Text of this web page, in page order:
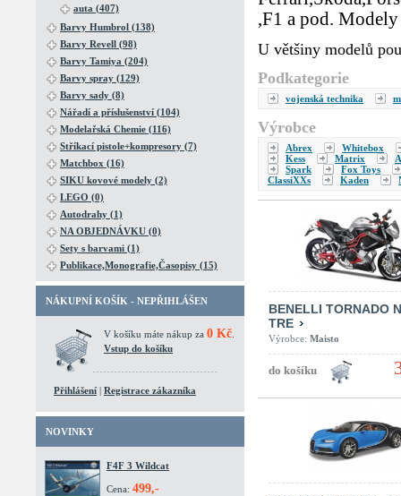
auta (407)
Barvy Humbrol (138)
Barvy Revell (98)
Barvy Tamiya (204)
Barvy spray (129)
Barvy sady (8)
Nářadí a příslušenství (104)
Modelařská Chemie (116)
Stříkací pistole+kompresory (7)
Matchbox (16)
SIKU kovové modely (2)
LEGO (0)
Autodrahy (1)
NA OBJEDNÁVKU (0)
Sety s barvami (1)
Publikace,Monografie,Časopisy (15)
NÁKUPNÍ KOŠÍK - NEPŘIHLÁŠEN
V košíku máte nákup za 0 Kč
Vstup do košíku
Přihlášení | Registrace zákazníka
NOVINKY
F4F 3 Wildcat
Cena: 499,-
,F1 a pod.
U většiny modelů
Podkategorie
vojenská technika
Výrobce
Abrex
Whitebox
Kess
Matrix
Spark
Fox Toys
ClassiXXs
Kaden
BENELLI TORNADO
TRE
Výrobce: Maisto